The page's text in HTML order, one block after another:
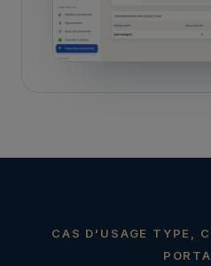
CAS D'USAGE TYPE,